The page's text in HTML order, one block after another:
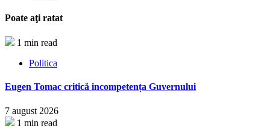
Poate aţi ratat
1 min read
Politica
Eugen Tomac critică incompetența Guvernului
7 august 2026
1 min read